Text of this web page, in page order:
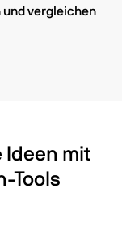
und vergleichen
Ideen mit
Tools